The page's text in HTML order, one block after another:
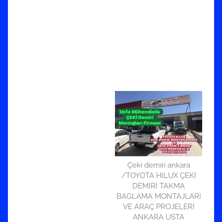
Çeki demiri ankara
/TOYOTA HILUX ÇEKİ
DEMİRİ TAKMA
BAGLAMA MONTAJLARI
VE ARAÇ PROJELERİ
ANKARA USTA